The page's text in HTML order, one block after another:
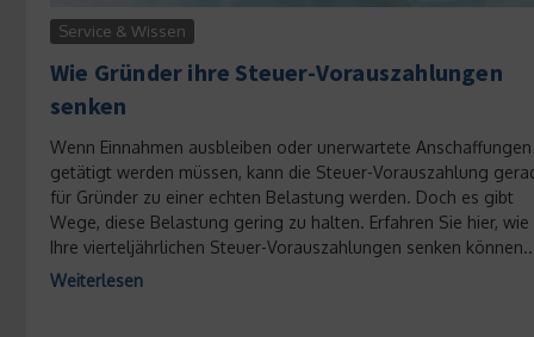
Service & Wissen
Wie Gründer ihre Steuer-Vorauszahlungen
senken
Wenn Einnahmen ausbleiben oder unerwartete Anschaffungen
getätigt werden müssen, kann die Steuer-Vorauszahlung
für Gründer zu einer echten Belastung werden. Doch es gibt
Wege, diese Belastung gering zu halten. Erfahren Sie hier, wie
Ihre vierteljährlichen Steuer-Vorauszahlungen senken
Weiterlesen